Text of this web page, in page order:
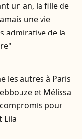
un an, la fille de
une vie
admirative de la
les autres à Paris
et Mélissa
pour
Lila